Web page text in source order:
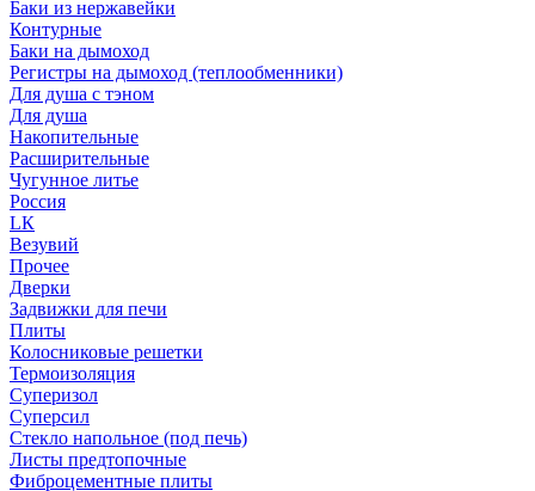
Баки из нержавейки
Контурные
Баки на дымоход
Регистры на дымоход (теплообменники)
Для душа с тэном
Для душа
Накопительные
Расширительные
Чугунное литье
Россия
LК
Везувий
Прочее
Дверки
Задвижки для печи
Плиты
Колосниковые решетки
Термоизоляция
Суперизол
Суперсил
Стекло напольное (под печь)
Листы предтопочные
Фиброцементные плиты